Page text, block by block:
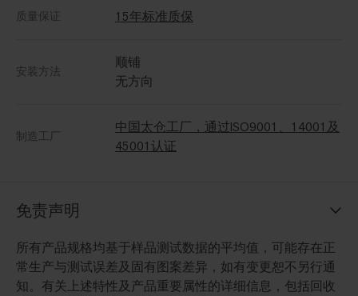
质量保证 15年标准质保
安装方法
顺铺
无方向
制造工厂
中国太仓工厂，通过ISO9001、14001及
45001认证
免责声明
所有产品规格均基于样品测试数据的平均值，可能存在正
常生产与测试误差及固有图案差异，如有变更恕不另行通
知。有关上述特性及产品重要属性的详细信息，包括回收